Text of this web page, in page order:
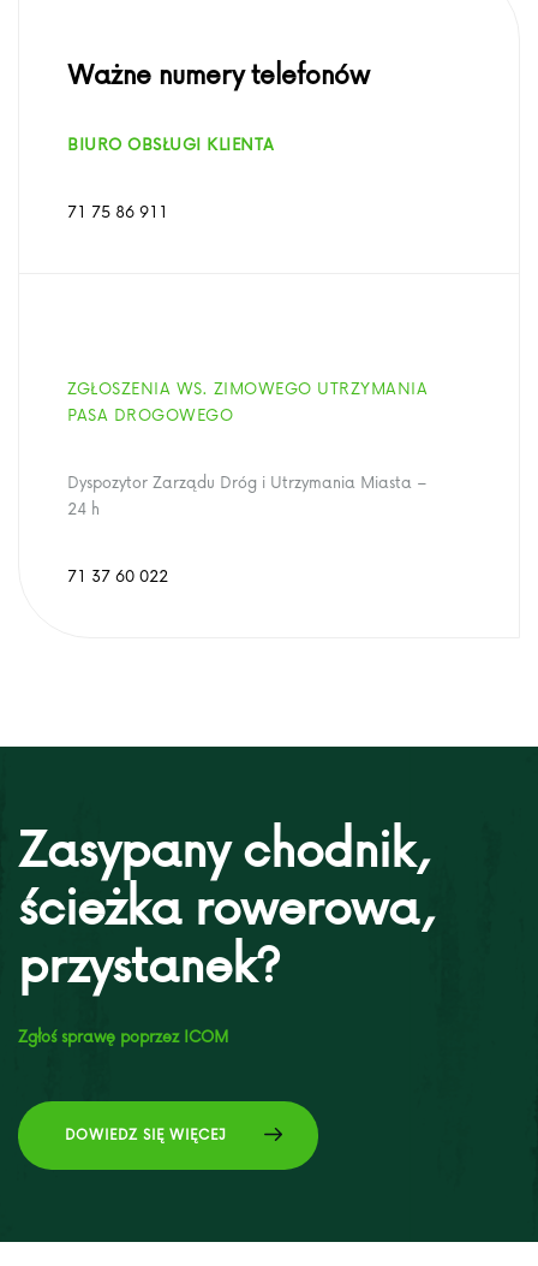
Ważne numery telefonów
BIURO OBSŁUGI KLIENTA
71 75 86 911
ZGŁOSZENIA WS. ZIMOWEGO UTRZYMANIA
PASA DROGOWEGO
Dyspozytor Zarządu Dróg i Utrzymania Miasta –
24 h
71 37 60 022
Zasypany chodnik,
ścieżka rowerowa,
przystanek?
Zgłoś sprawę poprzez ICOM
DOWIEDZ SIĘ WIĘCEJ